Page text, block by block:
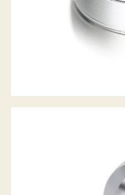
MEISTER